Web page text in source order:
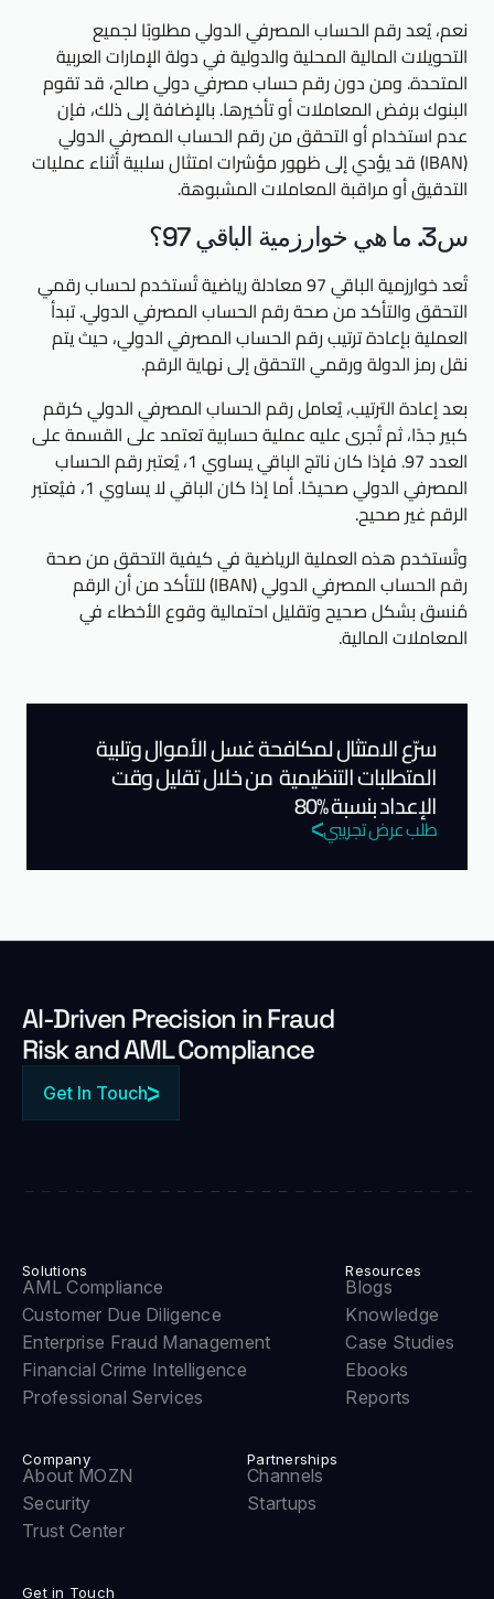
نعم، يُعد رقم الحساب المصرفي الدولي مطلوبًا لجميع
التحويلات المالية المحلية والدولية في دولة الإمارات العربية
المتحدة. ومن دون رقم حساب مصرفي دولي صالح، قد تقوم
البنوك برفض المعاملات أو تأخيرها. بالإضافة إلى ذلك، فإن
عدم استخدام أو التحقق من رقم الحساب المصرفي الدولي
(IBAN) قد يؤدي إلى ظهور مؤشرات امتثال سلبية أثناء عمليات
التدقيق أو مراقبة المعاملات المشبوهة.
س3. ما هي خوارزمية الباقي 97؟
تُعد خوارزمية الباقي 97 معادلة رياضية تُستخدم لحساب رقمي
التحقق والتأكد من صحة رقم الحساب المصرفي الدولي. تبدأ
العملية بإعادة ترتيب رقم الحساب المصرفي الدولي، حيث يتم
نقل رمز الدولة ورقمي التحقق إلى نهاية الرقم.
بعد إعادة الترتيب، يُعامل رقم الحساب المصرفي الدولي كرقم
كبير جدًا، ثم تُجرى عليه عملية حسابية تعتمد على القسمة على
العدد 97. فإذا كان ناتج الباقي يساوي 1، يُعتبر رقم الحساب
المصرفي الدولي صحيحًا. أما إذا كان الباقي لا يساوي 1، فيُعتبر
الرقم غير صحيح.
وتُستخدم هذه العملية الرياضية في كيفية التحقق من صحة
رقم الحساب المصرفي الدولي (IBAN) للتأكد من أن الرقم
مُنسق بشكل صحيح وتقليل احتمالية وقوع الأخطاء في
المعاملات المالية.
سرّع الامتثال لمكافحة غسل الأموال وتلبية
المتطلبات التنظيمية من خلال تقليل وقت
الإعداد بنسبة %80
طلب عرض تجريبي
Al-Driven Precision in Fraud
Risk and AML Compliance
Get In Touch
Solutions
AML Compliance
Customer Due Diligence
Enterprise Fraud Management
Financial Crime Intelligence
Professional Services
Resources
Blogs
Knowledge
Case Studies
Ebooks
Reports
Company
About MOZN
Security
Trust Center
Partnerships
Channels
Startups
Get in Touch